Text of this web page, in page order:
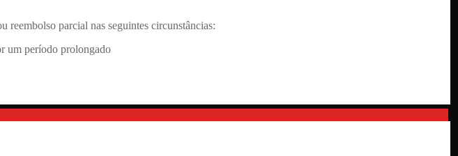
reembolso parcial nas seguintes circunstâncias:
um período prolongado